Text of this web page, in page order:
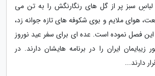
سبز پر از گل های رنگارنگش را به تن می
هوای ملایم و بوی شکوفه های تازه جوانه زد،
فصل نموده است. عده ای برای سفر عید نوروز
ایران را در برنامه هایشان دارند. در
دارند...